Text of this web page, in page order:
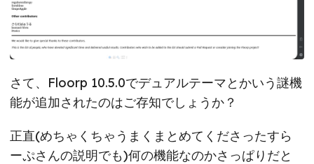
さて、Floorp 10.5.0でデュアルテーマとかいう謎機
能が追加されたのはご存知でしょうか？
正直(めちゃくちゃうまくまとめてくださったすら
ーぷさんの説明でも)何の機能なのかさっぱりだと